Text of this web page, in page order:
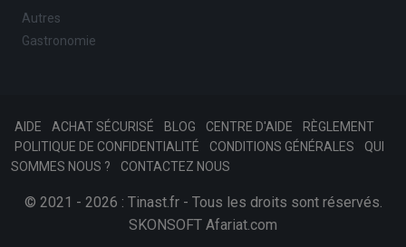
Autres
Gastronomie
AIDE ACHAT SÉCURISÉ BLOG CENTRE D'AIDE
RÈGLEMENT
POLITIQUE DE CONFIDENTIALITÉ
CONDITIONS GÉNÉRALES
QUI
SOMMES NOUS ?
CONTACTEZ NOUS
© 2021 - 2026 : Tinast.fr - Tous les droits sont réservés.
SKONSOFT Afariat.com